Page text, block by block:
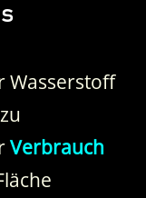
Wasserstoff
Verbrauch